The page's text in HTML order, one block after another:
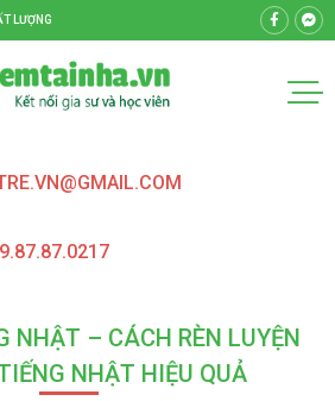
LƯỢNG
NHẬT – CÁCH RÈN LUYỆN
NHẬT HIỆU QUẢ